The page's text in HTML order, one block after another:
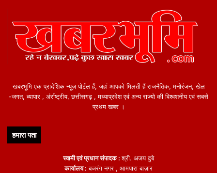
खबरभूमि एक प्रादेशिक न्यूज़ पोर्टल हैं, जहां आपको मिलती हैं राजनैतिक, मनोरंजन, खेल
-जगत, व्यापार , अंर्राष्ट्रीय, छत्तीसगढ़ , मध्याप्रदेश एवं अन्य राज्यो की विश्वशनीय एवं सबसे
प्रथम खबर ।
हमारा पता
स्वामी एवं प्रधान संपादक :श्री. अजय दुबे
कार्यालय : बजरंग नगर , आमपारा बाज़ार